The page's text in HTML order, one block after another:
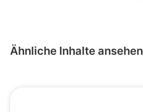
Ähnliche Inhalte ansehen